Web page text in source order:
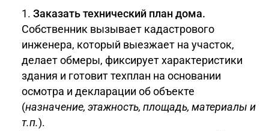
Заказать технический план дома.
Собственник вызывает кадастрового
инженера, который выезжает на участок,
делает обмеры, фиксирует характеристики
здания и готовит техплан на основании
осмотра и декларации об объекте
(назначение, этажность, площадь, материалы и
т.п.).